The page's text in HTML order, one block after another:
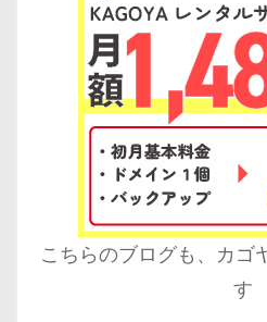
こちらのブログも、カゴ
す